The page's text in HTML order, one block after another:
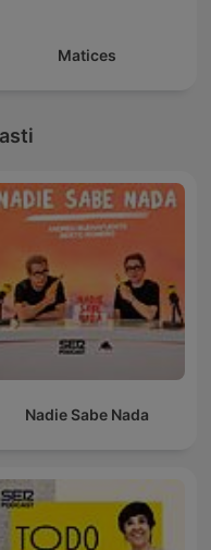
Matices
Nadie Sabe Nada